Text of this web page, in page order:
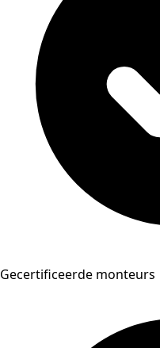
Gecertificeerde monteurs